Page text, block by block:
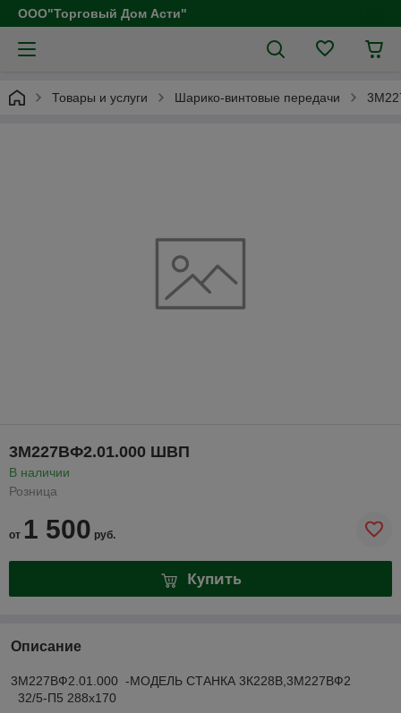
ООО"Торговый Дом Асти"
Товары и услуги Шарико-винтовые передачи
3М227ВФ2.01.000 ШВП
В наличии
Розница
от 1 500 руб.
Купить
Описание
3М227ВФ2.01.000 -МОДЕЛЬ СТАНКА 3К228В,3М227ВФ2
32/5-П5 288x170